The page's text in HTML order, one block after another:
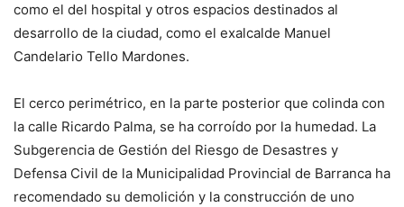
como el del hospital y otros espacios destinados al
desarrollo de la ciudad, como el exalcalde Manuel
Candelario Tello Mardones.
El cerco perimétrico, en la parte posterior que colinda con
la calle Ricardo Palma, se ha corroído por la humedad. La
Subgerencia de Gestión del Riesgo de Desastres y
Defensa Civil de la Municipalidad Provincial de Barranca ha
recomendado su demolición y la construcción de uno